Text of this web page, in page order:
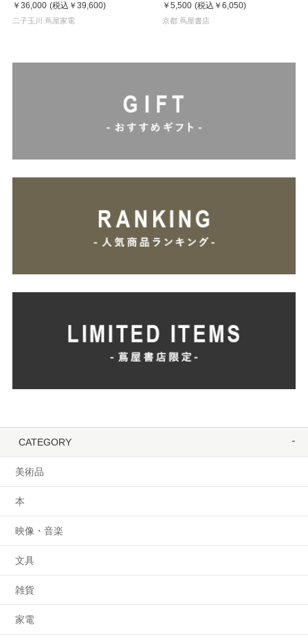
￥36,000 (税込 ￥39,600)
二子玉川 蔦屋家電
￥5,500 (税込 ￥6,050)
京都 蔦屋書店
CATEGORY
美術品
本
映像・音楽
文具
雑貨
家電